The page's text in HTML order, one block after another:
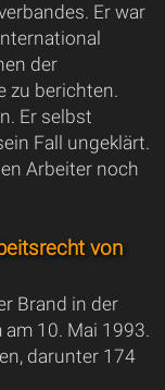
Er war
der
zu berichten.
Er selbst
Fall ungeklärt.
Arbeiter noch
von
Brand in der
am 10. Mai 1993.
darunter 174